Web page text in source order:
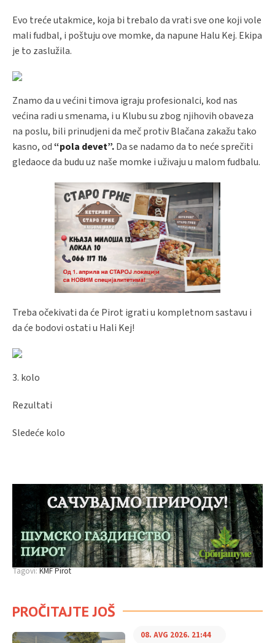
Evo treće utakmice, koja bi trebalo da vrati sve one koji vole
mali fudbal, i poštuju ove momke, da napune Halu Kej. Ekipa
je to zaslužila.
Znamo da u većini timova igraju profesionalci, kod nas
većina radi u smenama, i u Klubu su zbog njihovih obaveza
na poslu, bili prinudjeni da meč protiv Blačana zakažu tako
kasno, od“pola devet”.Da se nadamo da to neće sprečiti
gledaoce da budu uz naše momke i uživaju u malom fudbalu.
Treba očekivati da će Pirot igrati u kompletnom sastavu i
da će bodovi ostati u Hali Kej!
3. kolo
Rezultati
Sledeće kolo
Tagovi:KMF Pirot
PROČITAJTE JOŠ
08. AVG 2026. 21:44